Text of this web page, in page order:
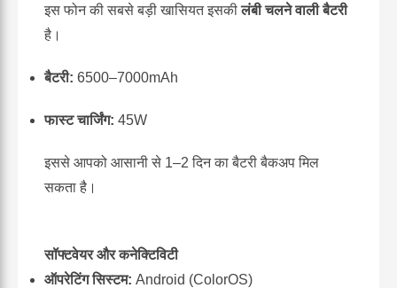
इस फोन की सबसे बड़ी खासियत इसकीलंबी चलने वाली बैटरी
है।
बैटरी: 6500–7000mAh
फास्ट चार्जिंग: 45W
इससे आपको आसानी से 1–2 दिन का बैटरी बैकअप मिल
सकता है।
सॉफ्टवेयर और कनेक्टिविटी
ऑपरेटिंग सिस्टम: Android (ColorOS)